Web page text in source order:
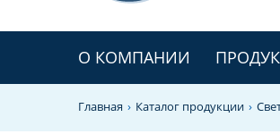
О КОМПАНИИ
Главная Каталог продукции